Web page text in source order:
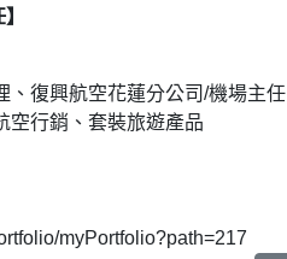
復興航空花蓮分公司/機場主任
空行銷、套裝旅遊產品
myPortfolio?path=217